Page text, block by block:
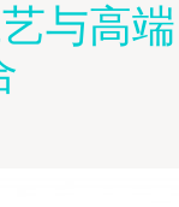
与高端